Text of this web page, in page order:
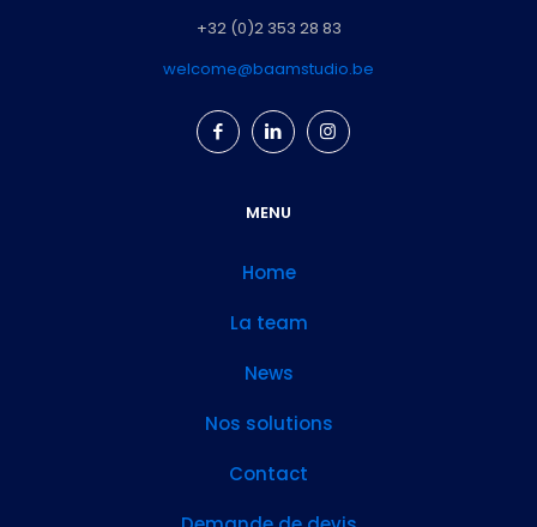
+32 (0)2 353 28 83
welcome@baamstudio.be
MENU
Home
La team
News
Nos solutions
Contact